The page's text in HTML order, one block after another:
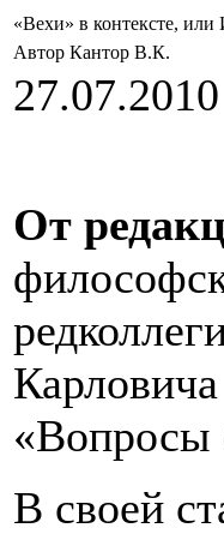
«Вехи» в контексте, или
Автор Кантор В.К.
27.07.2010
От
«Вопросы
В своей